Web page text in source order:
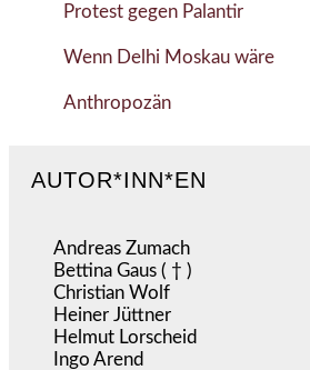
Protest gegen Palantir
Wenn Delhi Moskau wäre
Anthropozän
AUTOR*INN*EN
Andreas Zumach
Bettina Gaus ( † )
Christian Wolf
Heiner Jüttner
Helmut Lorscheid
Ingo Arend